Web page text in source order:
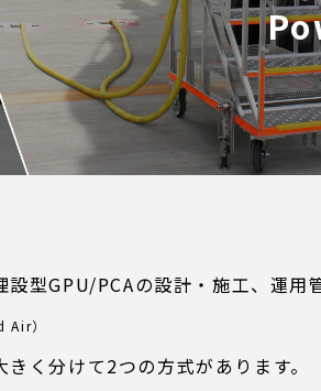
型GPU/PCAの設計・施工、運用
）
く分けて2つの方式があります。